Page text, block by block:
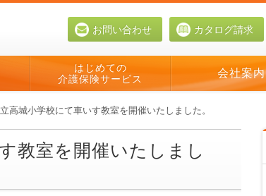
お問い合わせ カタログ請求
はじめての
介護保険サービス
会社案内
高城小学校にて車いす教室を開催いたしました。
教室を開催いたしまし